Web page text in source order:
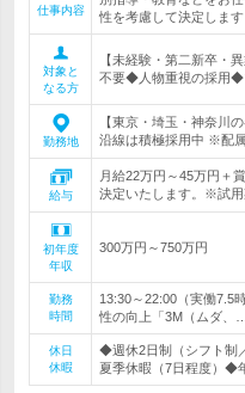
仕事内容
性を考慮して決定します
対象と
なる方
【未経験・第二新卒・
不要◆人物重視の採用◆
勤務地
【東京・埼玉・神奈川
沿線は積極採用中 ※配
給与
月給22万円～45万円＋
決定いたします。※試用
初年度
年収
300万円～750万円
勤務
時間
13:30～22:00（実働7.5
性の向上「3M（ムダ、…
休日
休暇
◆週休2日制（シフト
夏季休暇（7日程度）◆